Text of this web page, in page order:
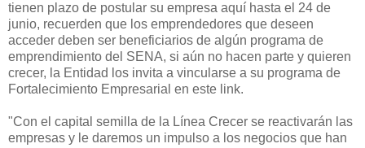
tienen plazo de postular su empresa aquí hasta el 24 de
junio, recuerden que los emprendedores que deseen
acceder deben ser beneficiarios de algún programa de
emprendimiento del SENA, si aún no hacen parte y quieren
crecer, la Entidad los invita a vincularse a su programa de
Fortalecimiento Empresarial en este link.
"Con el capital semilla de la Línea Crecer se reactivarán las
empresas y le daremos un impulso a los negocios que han